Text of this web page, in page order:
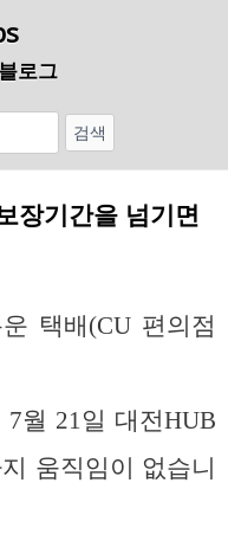
로그
장기간을 넘기면
택배(CU 편의점
월 21일 대전HUB
움직임이 없습니